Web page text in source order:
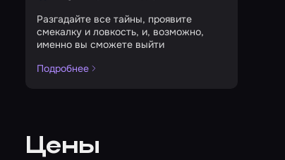
Разгадайте все тайны, проявите
смекалку и ловкость, и, возможно,
именно вы сможете выйти
Подробнее
Цены